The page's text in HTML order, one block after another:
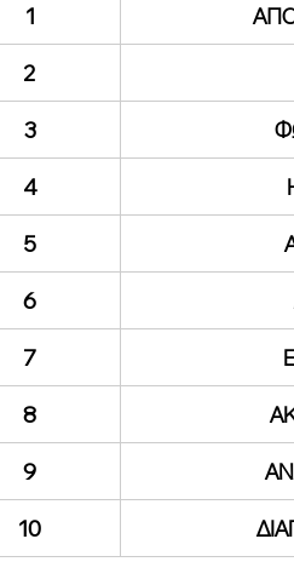
1
2
3
4
5
6
7
8
9
10